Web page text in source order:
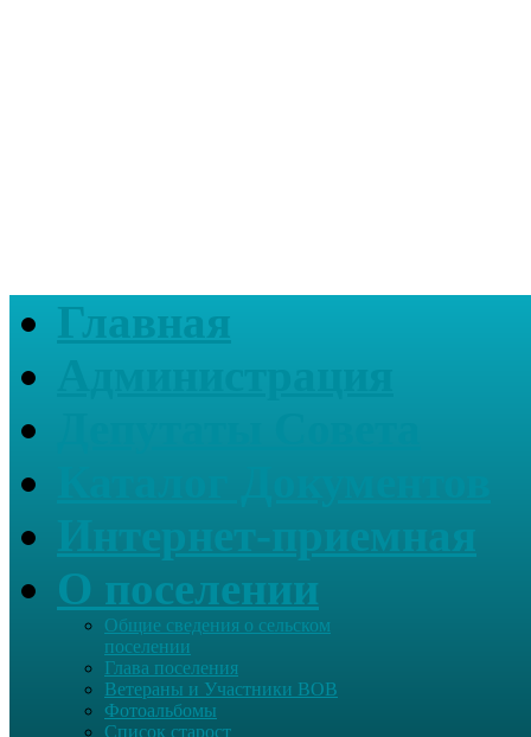
Главная
О поселении
Общие сведения о сельском
поселении
Глава поселения
Ветераны и Участники ВОВ
Фотоальбомы
Список старост